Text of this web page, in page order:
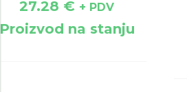
27.28 € + PDV
Proizvod na stanju